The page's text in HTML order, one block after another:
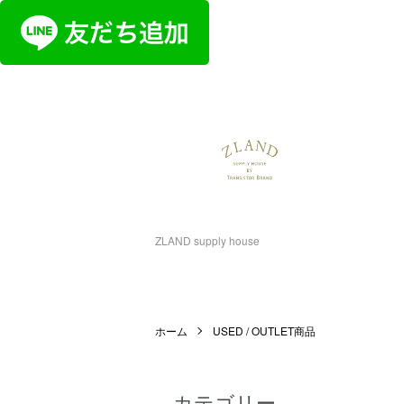
ZLAND supply house
ホーム USED / OUTLET商品